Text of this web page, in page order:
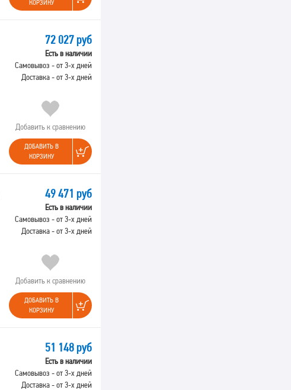
КОРЗИНУ
72 027 руб
Есть в наличии
Самовывоз - от 3-х дней
Доставка - от 3-х дней
Добавить к сравнению
ДОБАВИТЬ В
КОРЗИНУ
49 471 руб
Есть в наличии
Самовывоз - от 3-х дней
Доставка - от 3-х дней
Добавить к сравнению
ДОБАВИТЬ В
КОРЗИНУ
51 148 руб
Есть в наличии
Самовывоз - от 3-х дней
Доставка - от 3-х дней